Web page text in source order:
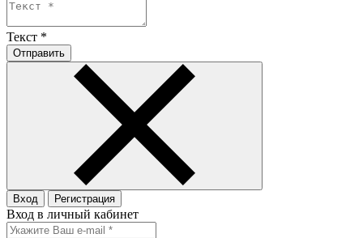
Текст *
Отправить
Вход Регистрация
Вход в личный кабинет